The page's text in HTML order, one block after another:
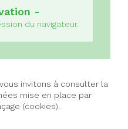
du navigateur.
invitons à consulter la
mise en place par
(cookies).